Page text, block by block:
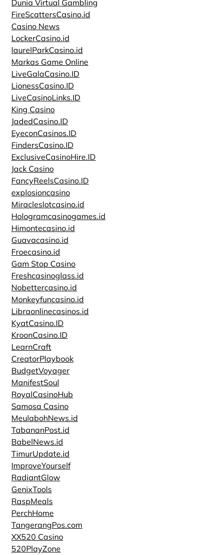
Dunia Virtual Gambling
FireScattersCasino.id
Casino News
LockerCasino.id
laurelParkCasino.id
Markas Game Online
LiveGalaCasino.ID
LionessCasino.ID
LiveCasinoLinks.ID
King Casino
JadedCasino.ID
EyeconCasinos.ID
FindersCasino.ID
ExclusiveCasinoHire.ID
Jack Casino
FancyReelsCasino.ID
explosioncasino
Miracleslotcasino.id
Hologramcasinogames.id
Himontecasino.id
Guavacasino.id
Froecasino.id
Gam Stop Casino
Freshcasinoglass.id
Nobettercasino.id
Monkeyfuncasino.id
Libraonlinecasinos.id
KyatCasino.ID
KroonCasino.ID
LearnCraft
CreatorPlaybook
BudgetVoyager
ManifestSoul
RoyalCasinoHub
Samosa Casino
MeulabohNews.id
TabananPost.id
BabelNews.id
TimurUpdate.id
ImproveYourself
RadiantGlow
GenixTools
RaspMeals
PerchHome
TangerangPos.com
XX520 Casino
520PlayZone